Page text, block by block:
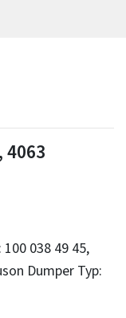
4063
038 49 45,
Dumper Typ: